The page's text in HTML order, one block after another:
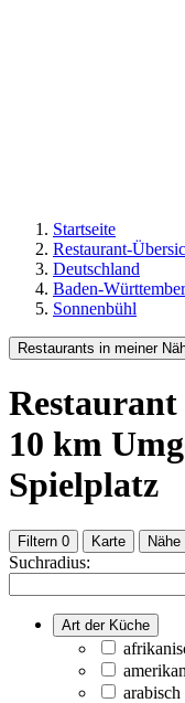
Startseite
Restaurant-
Deutschland
Baden-
Sonnenbühl
Restaurants in meiner
Restaurant
10 km
Spielplatz
Filtern 0 Karte Nähe
Suchradius:
Art der Küche
arabisch